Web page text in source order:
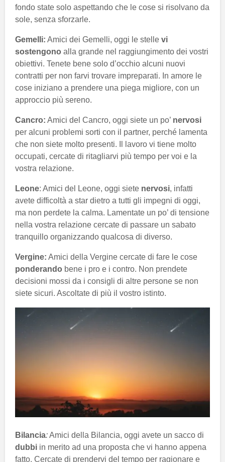
fondo state solo aspettando che le cose si risolvano da
sole, senza sforzarle.
Gemelli: Amici dei Gemelli, oggi le stelle vi
sostengono alla grande nel raggiungimento dei vostri
obiettivi. Tenete bene solo d’occhio alcuni nuovi
contratti per non farvi trovare impreparati. In amore le
cose iniziano a prendere una piega migliore, con un
approccio più sereno.
Cancro: Amici del Cancro, oggi siete un po’ nervosi
per alcuni problemi sorti con il partner, perché lamenta
che non siete molto presenti. Il lavoro vi tiene molto
occupati, cercate di ritagliarvi più tempo per voi e la
vostra relazione.
Leone: Amici del Leone, oggi siete nervosi, infatti
avete difficoltà a star dietro a tutti gli impegni di oggi,
ma non perdete la calma. Lamentate un po’ di tensione
nella vostra relazione cercate di passare un sabato
tranquillo organizzando qualcosa di diverso.
Vergine: Amici della Vergine cercate di fare le cose
ponderando bene i pro e i contro. Non prendete
decisioni mossi da i consigli di altre persone se non
siete sicuri. Ascoltate di più il vostro istinto.
Bilancia:Amici della Bilancia, oggi avete un sacco di
dubbi in merito ad una proposta che vi hanno appena
fatto. Cercate di prendervi del tempo per ragionare e